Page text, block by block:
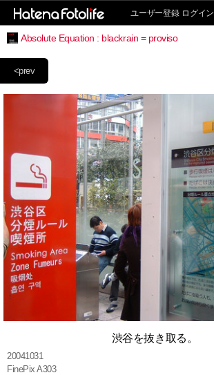
ユーザー登録 ログイン
Absolute Equation : blackrain = proviso
<prev
渋谷を抜き取る。
20041031
FinePix A303